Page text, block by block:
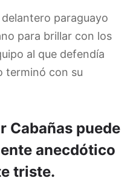
paraguayo
para brillar con los
al que defendía
terminó con su
Cabañas puede
anecdótico
triste.